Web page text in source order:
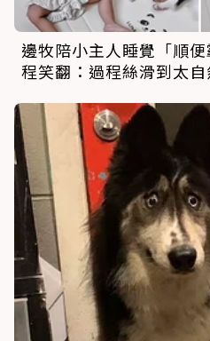
邊牧陪小主人睡覺「順
程笑翻：過程絲滑到太自